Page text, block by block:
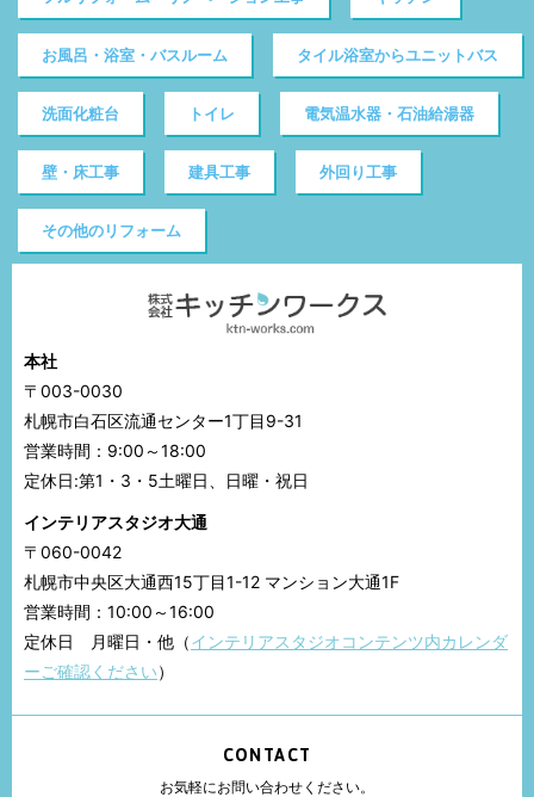
お風呂・浴室・バスルーム タイル浴室からユニットバス
洗面化粧台 トイレ 電気温水器・石油給湯器
壁・床工事 建具工事 外回り工事
その他のリフォーム
本社
〒003-0030
札幌市白石区流通センター1丁目9-31
営業時間：9:00～18:00
定休日:第1・3・5土曜日、日曜・祝日
インテリアスタジオ大通
〒060-0042
札幌市中央区大通西15丁目1-12 マンション大通1F
営業時間：10:00～16:00
定休日 月曜日・他（インテリアスタジオコンテンツ内カレンダ
ーご確認ください）
CONTACT
お気軽にお問い合わせください。